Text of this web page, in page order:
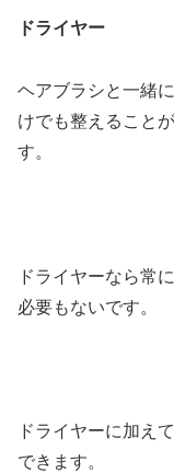
ドライヤー
ヘアブラシと一緒
けでも整えること
す。
ドライヤーなら常
必要もないです。
ドライヤーに加え
できます。